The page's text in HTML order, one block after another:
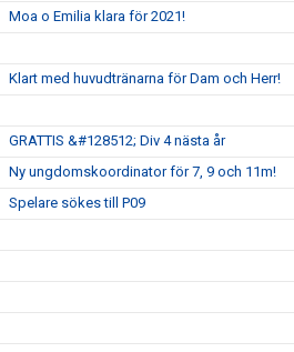
Moa o Emilia klara för 2021!
Klart med huvudtränarna för Dam och Herr!
GRATTIS &#128512; Div 4 nästa år
Ny ungdomskoordinator för 7, 9 och 11m!
Spelare sökes till P09